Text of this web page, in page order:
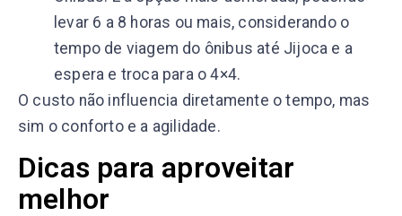
levar 6 a 8 horas ou mais, considerando o
tempo de viagem do ônibus até Jijoca e a
espera e troca para o 4×4.
O custo não influencia diretamente o tempo, mas
sim o conforto e a agilidade.
Dicas para aproveitar
melhor